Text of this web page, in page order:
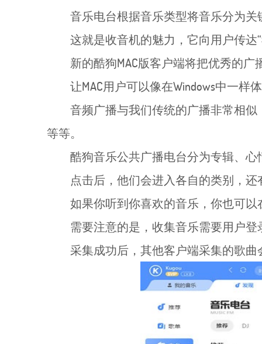
音乐电台根据音乐类型将音乐分为
这就是收音机的魅力，它向用户传达
新的酷狗MAC版客户端将把优秀的
让MAC用户可以像在Windows中一
音频广播与我们传统的广播非常相
等等。
酷狗音乐公共广播电台分为专辑、
点击后，他们会进入各自的类别，
如果你听到你喜欢的音乐，你也可
需要注意的是，收集音乐需要用户登
采集成功后，其他客户端采集的歌曲